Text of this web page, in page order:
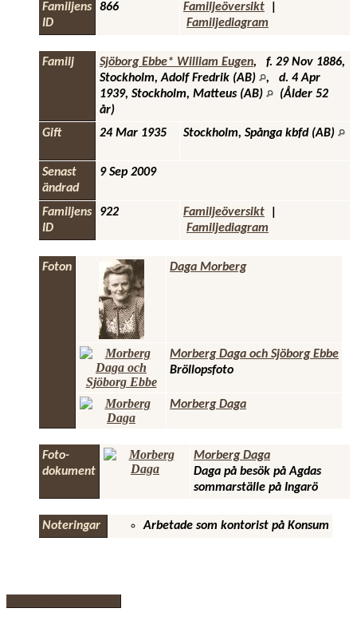
Familjens
ID
866 Familjeöversikt
Familjediagram
Familj Sjöborg Ebbe* William Eugen, f. 29 Nov 1886,
Stockholm, Adolf Fredrik (AB)
, d. 4 Apr
1939, Stockholm, Matteus (AB)
(Ålder 52
år)
Gift
24 Mar 1935 Stockholm, Spånga kbfd (AB)
Senast
ändrad
9 Sep 2009
Familjens
ID
922 Familjeöversikt
Familjediagram
Foton Daga Morberg
Morberg Daga och Sjöborg Ebbe
Bröllopsfoto
Morberg Daga
Foto-
dokument
Morberg Daga
Daga på besök på Agdas
sommarställe på Ingarö
Noteringar Arbetade som kontorist på Konsum